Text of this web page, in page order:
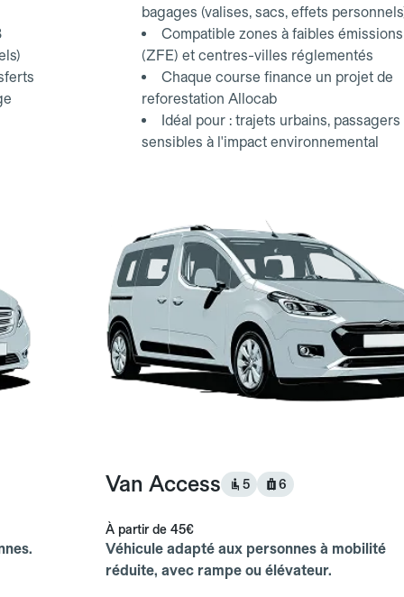
bagages (valises, sacs, effets
Compatible zones à faibles émissions
(ZFE) et centres-villes réglementés
Chaque course finance un projet de
reforestation Allocab
Idéal pour : trajets urbains, passagers
sensibles à l'impact environnemental
Van Access 5 6
À partir de 45€
Véhicule adapté aux personnes à mobilité
réduite, avec rampe ou élévateur.